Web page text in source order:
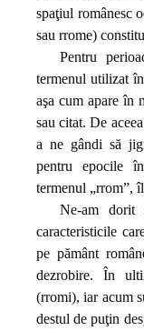
spaţiul românesc
sau rrome)
Pentru
termenul utilizat
aşa cum apare în
sau citat. De
a ne gândi să
pentru epocile
termenul „rrom”,
Ne‑am
caracteristicile
pe pământ
dezrobire. În
(rromi), iar acum
destul de puţin